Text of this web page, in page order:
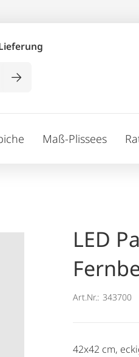
Maß-Plissees
LED
Art.Nr.: 343700
42x42 cm,